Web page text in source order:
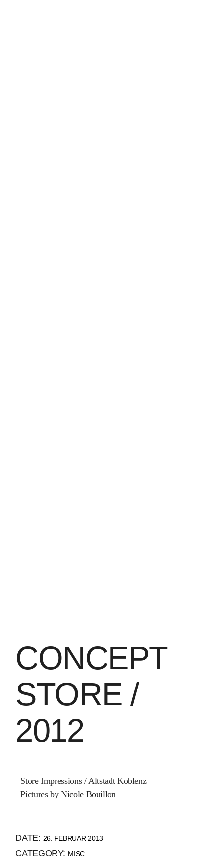
CONCEPT
STORE /
2012
Store Impressions / Altstadt Koblenz
Pictures byNicole Bouillon
DATE: 26. FEBRUAR 2013
CATEGORY: MISC